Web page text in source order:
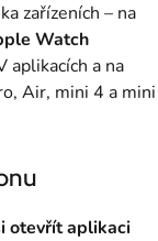
zařízeních – na
Watch
aplikacích a na
Air, mini 4 a mini
otevřít aplikaci